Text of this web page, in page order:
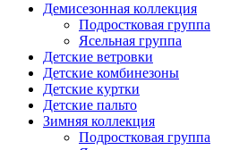
Демисезонная коллекция
Подростковая группа
Ясельная группа
Детские ветровки
Детские комбинезоны
Детские куртки
Детские пальто
Зимняя коллекция
Подростковая группа